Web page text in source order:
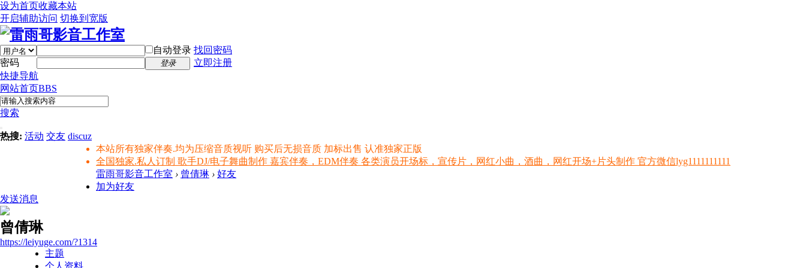
设为首页收藏本站
开启辅助访问 切换到宽版
自动登录 找回密码
密码
登录
立即注册
快捷导航
网站首页BBS
搜索
热搜: 活动 交友 discuz
本站所有独家伴奏.均为压缩音质视听 购买后无损音质 加标出售 认准独家正版
全国独家.私人订制 歌手DJ/电子舞曲制作 嘉宾伴奏，EDM伴奏 各类演员开场标，宣传片，网红小曲，酒曲，网红开场+片头制作 官方微信lyg1111111111
雷雨哥影音工作室 › 曾倩琳 › 好友
加为好友
发送消息
曾倩琳
https://leiyuge.com/?1314
主题
个人资料